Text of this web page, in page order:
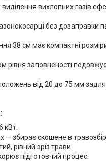
виділення вихлопних газів
без дозаправки
38 см має компактні
рівня заповненості
від 20 до 75 мм
кВт.
— збирає скошене в
рівний зріз трави.
підготовчий процес.